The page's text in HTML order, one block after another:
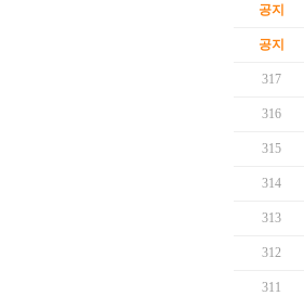
공지
공지
317
316
315
314
313
312
311